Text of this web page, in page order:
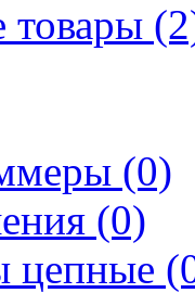
товары
(0)
(0)
цепные